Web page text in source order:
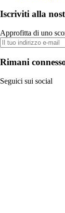
Iscriviti alla
Approfitta di uno
Rimani
Seguici sui social